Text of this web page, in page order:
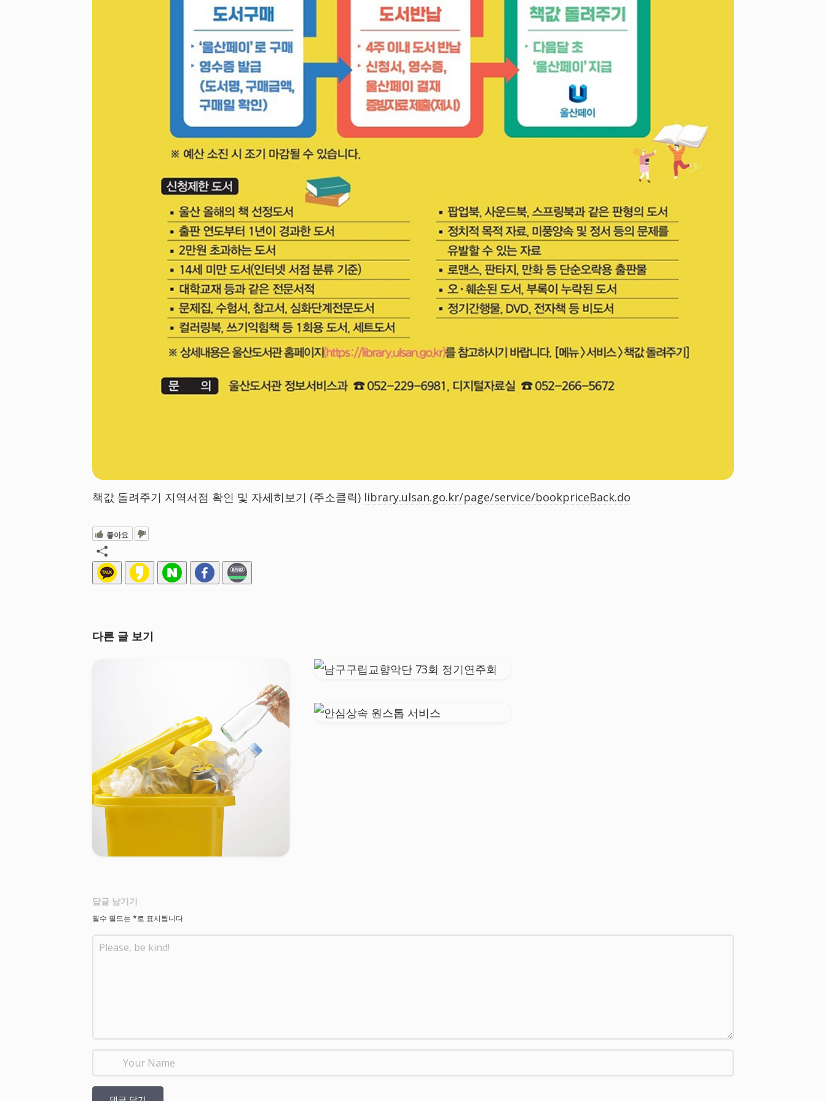
책값 돌려주기 지역서점 확인 및 자세히보기 (주소클릭) library.ulsan.go.kr/page/service/bookpriceBack.do
좋아요
다른 글 보기
답글 남기기
필수 필드는 *로 표시됩니다